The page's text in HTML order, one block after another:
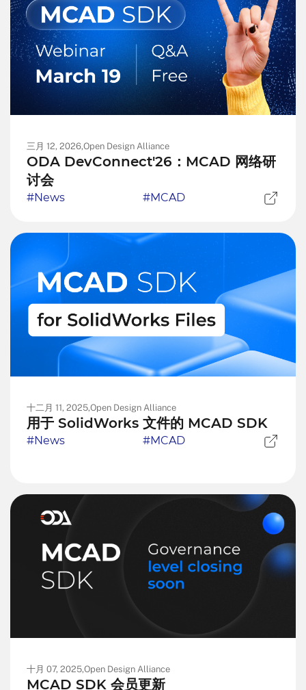
三月 12, 2026,Open Design Alliance
ODA DevConnect'26：MCAD 网络研
讨会
#News #MCAD
十二月 11, 2025,Open Design Alliance
用于 SolidWorks 文件的 MCAD SDK
#News #MCAD
十月 07, 2025,Open Design Alliance
MCAD SDK 会员更新